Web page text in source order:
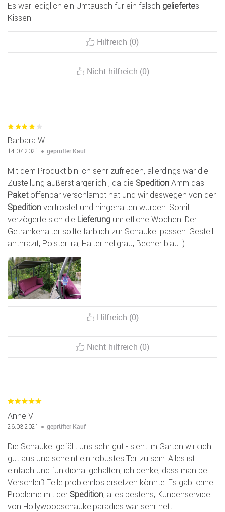
Es war lediglich ein Umtausch für ein falsch geliefertes
Kissen.
Hilfreich (0)
Nicht hilfreich (0)
Barbara W.
14.07.2021 geprüfter Kauf
Mit dem Produkt bin ich sehr zufrieden, allerdings war die
Zustellung äußerst ärgerlich , da die Spedition Amm das
Paketoffenbar verschlampt hat und wir deswegen von der
Spedition vertröstet und hingehalten wurden. Somit
verzögerte sich die Lieferung um etliche Wochen. Der
Getränkehalter sollte farblich zur Schaukel passen. Gestell
anthrazit, Polster lila, Halter hellgrau, Becher blau :)
Hilfreich (0)
Nicht hilfreich (0)
Anne V.
26.03.2021 geprüfter Kauf
Die Schaukel gefällt uns sehr gut - sieht im Garten wirklich
gut aus und scheint ein robustes Teil zu sein. Alles ist
einfach und funktional gehalten, ich denke, dass man bei
Verschleiß Teile problemlos ersetzen könnte. Es gab keine
Probleme mit der Spedition, alles bestens, Kundenservice
von Hollywoodschaukelparadies war sehr nett.